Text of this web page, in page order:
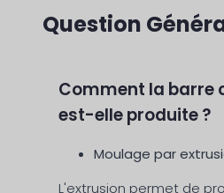
Question
Comment la barre
est-elle produite ?
Moulage par
L'extrusion permet de